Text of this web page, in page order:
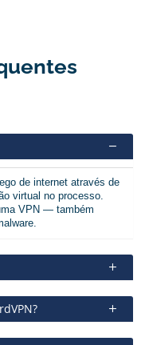
de internet através de
virtual no processo.
VPN — também